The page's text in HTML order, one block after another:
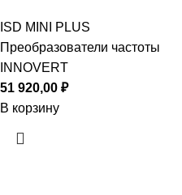
ISD MINI PLUS
Преобразователи частоты
INNOVERT
51 920,00 ₽
В корзину